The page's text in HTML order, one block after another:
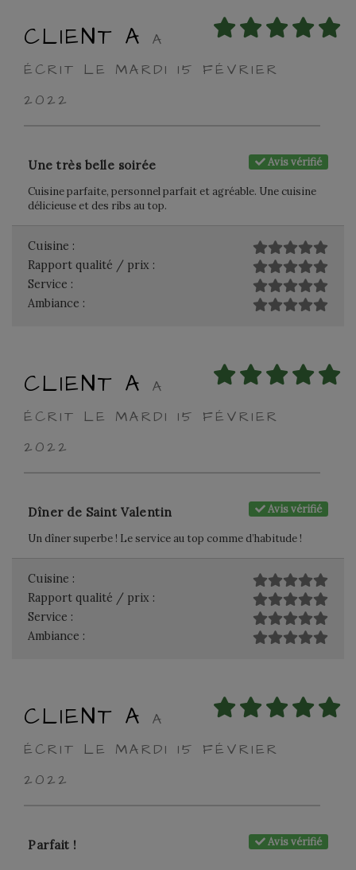
CLIENT A
A
ÉCRIT LE MARDI 15 FÉVRIER
2022
Avis vérifié
Une très belle soirée
Cuisine parfaite, personnel parfait et agréable. Une cuisine
délicieuse et des ribs au top.
Cuisine :
Rapport qualité / prix :
Service :
Ambiance :
CLIENT A
A
ÉCRIT LE MARDI 15 FÉVRIER
2022
Avis vérifié
Dîner de Saint Valentin
Un dîner superbe ! Le service au top comme d’habitude !
Cuisine :
Rapport qualité / prix :
Service :
Ambiance :
CLIENT A
A
ÉCRIT LE MARDI 15 FÉVRIER
2022
Avis vérifié
Parfait !